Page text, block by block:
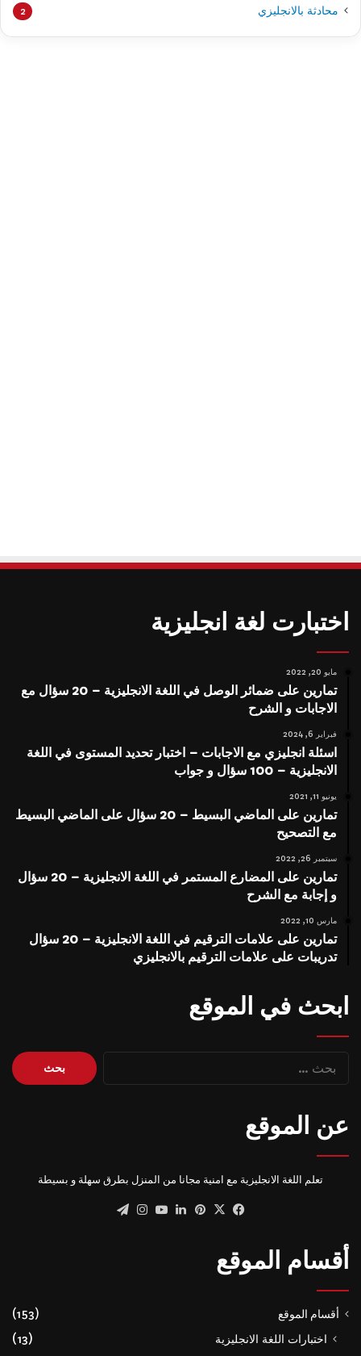
محادثة بالانجليزي 2
اختبارت لغة انجليزية
مايو 20, 2022
تمارين على ضمائر الوصل في اللغة الانجليزية – 20 سؤال مع
الاجابات و الشرح
فبراير 6, 2024
اسئلة انجليزي مع الاجابات – اختبار تحديد المستوى في اللغة
الانجليزية – 100 سؤال و جواب
يونيو 11, 2021
تمارين على الماضي البسيط – 20 سؤال على الماضي البسيط
مع التصحيح
سبتمبر 26, 2022
تمارين على المضارع المستمر في اللغة الانجليزية – 20 سؤال
و إجابة مع الشرح
مارس 10, 2022
تمارين على علامات الترقيم في اللغة الانجليزية – 20 سؤال
تدريبات على علامات الترقيم بالانجليزي
ابحث في الموقع
البحث
عن:
عن الموقع
تعلم اللغة الانجليزية مع امنية مجانا من المنزل بطرق سهلة و بسيطة
فيسبوك
‫X بينتيريست
لينكدإن‫YouTube
انستقرام
أقسام الموقع
أقسام الموقع (153)
اختبارات اللغة الانجليزية
(13)